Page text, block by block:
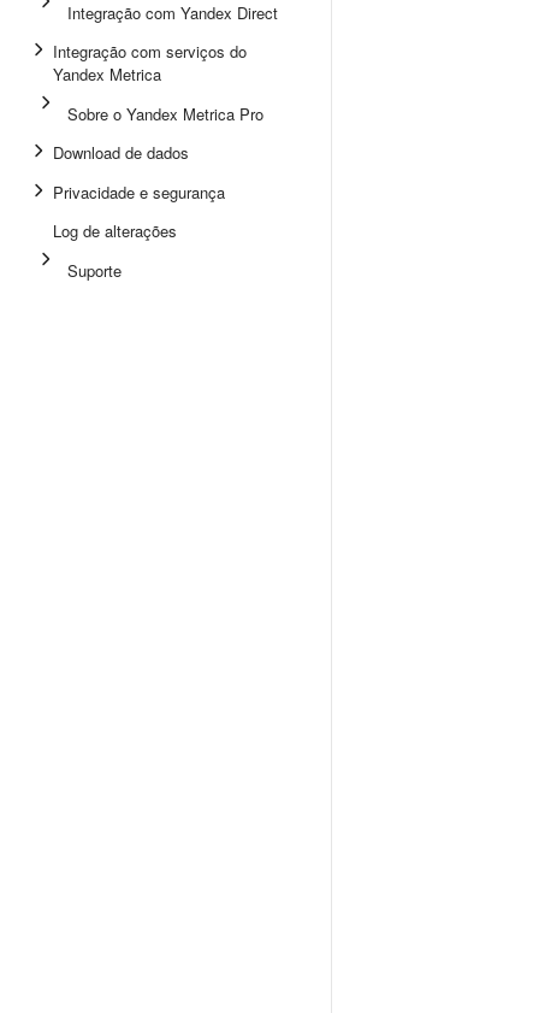
Integração com Yandex Direct
Integração com serviços do
Yandex Metrica
Sobre o Yandex Metrica Pro
Download de dados
Privacidade e segurança
Log de alterações
Suporte